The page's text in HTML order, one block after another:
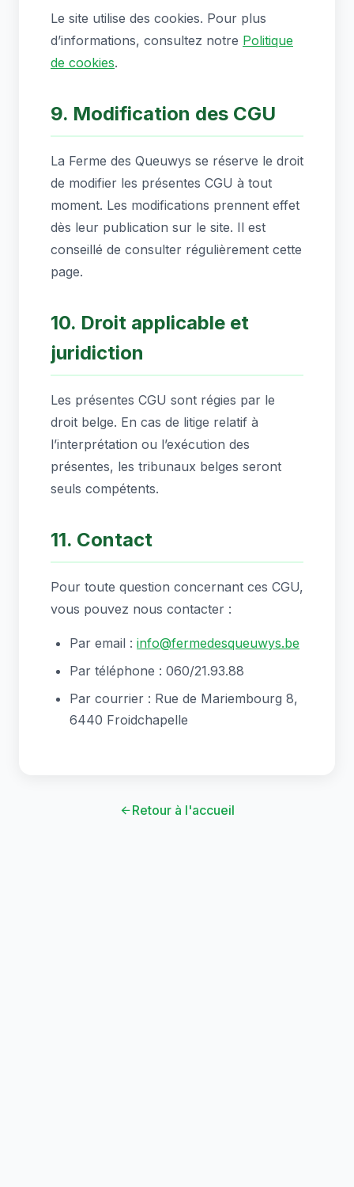
Le site utilise des cookies. Pour plus
d’informations, consultez notre Politique
de cookies.
9. Modification des CGU
La Ferme des Queuwys se réserve le droit
de modifier les présentes CGU à tout
moment. Les modifications prennent effet
dès leur publication sur le site. Il est
conseillé de consulter régulièrement cette
page.
10. Droit applicable et
juridiction
Les présentes CGU sont régies par le
droit belge. En cas de litige relatif à
l’interprétation ou l’exécution des
présentes, les tribunaux belges seront
seuls compétents.
11. Contact
Pour toute question concernant ces CGU,
vous pouvez nous contacter :
Par email : info@fermedesqueuwys.be
Par téléphone : 060/21.93.88
Par courrier : Rue de Mariembourg 8,
6440 Froidchapelle
Retour à l'accueil